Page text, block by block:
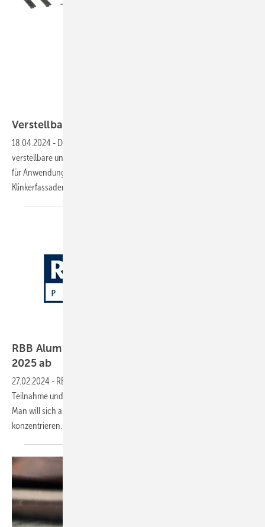
Verstellbar und systemunabhängig: Bug
18.04.2024 - Das Unternehmen Bug Aluminium-Systeme hat eine
verstellbare und systemunabhängige Fensterbankhalter-Serie HS 500
für Anwendungen bei Wärmedämmverbund-, Putz-, Beton- und
Klinkerfassaden entwickelt. Hier alle wichtigen Details
RBB Aluminium AG sagt Teilnahme zur BAU
2025 ab
27.02.2024 - RBB Aluminium verzichtet im kommenden Jahr auf die
Teilnahme und wird nicht auf der BAU 2025 vertreten sein. Der Grund:
Man will sich auf eine Fachmesse innerhalb eines Jahres
konzentrieren.